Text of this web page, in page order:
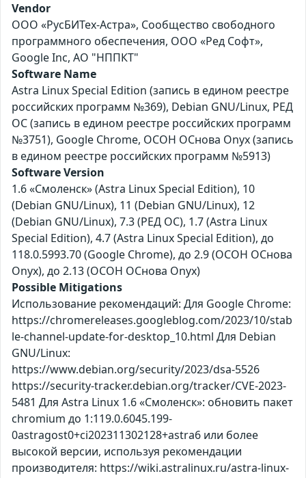
Vendor
ООО «РусБИТех-Астра», Сообщество свободного
программного обеспечения, ООО «Ред Софт»,
Google Inc, АО "НППКТ"
Software Name
Astra Linux Special Edition (запись в едином реестре
российских программ №369), Debian GNU/Linux, РЕД
ОС (запись в едином реестре российских программ
№3751), Google Chrome, ОСОН ОСнова Оnyx (запись
в едином реестре российских программ №5913)
Software Version
1.6 «Смоленск» (Astra Linux Special Edition), 10
(Debian GNU/Linux), 11 (Debian GNU/Linux), 12
(Debian GNU/Linux), 7.3 (РЕД ОС), 1.7 (Astra Linux
Special Edition), 4.7 (Astra Linux Special Edition), до
118.0.5993.70 (Google Chrome), до 2.9 (ОСОН ОСнова
Оnyx), до 2.13 (ОСОН ОСнова Оnyx)
Possible Mitigations
Использование рекомендаций: Для Google Chrome:
https://chromereleases.googleblog.com/2023/10/stab
le-channel-update-for-desktop_10.html Для Debian
GNU/Linux:
https://www.debian.org/security/2023/dsa-5526
https://security-tracker.debian.org/tracker/CVE-2023-
5481 Для Astra Linux 1.6 «Смоленск»: обновить пакет
chromium до 1:119.0.6045.199-
0astragost0+ci202311302128+astra6 или более
высокой версии, используя рекомендации
производителя: https://wiki.astralinux.ru/astra-linux-